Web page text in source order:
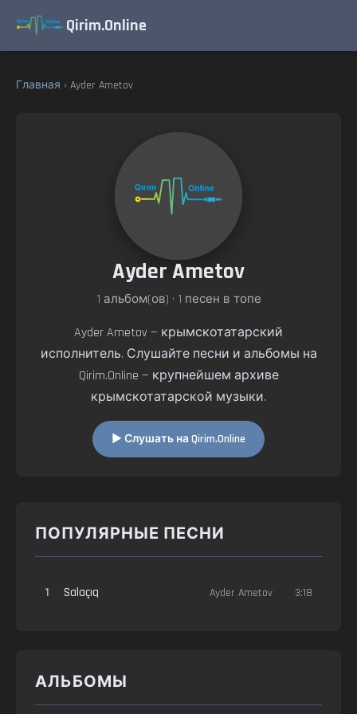
Qirim.Online
Главная › Ayder Ametov
Ayder Ametov
1 альбом(ов) • 1 песен в топе
Ayder Ametov — крымскотатарский
исполнитель. Слушайте песни и альбомы на
Qirim.Online — крупнейшем архиве
крымскотатарской музыки.
▶ Слушать на Qirim.Online
ПОПУЛЯРНЫЕ ПЕСНИ
1 Salaçıq Ayder Ametov 3:18
АЛЬБОМЫ